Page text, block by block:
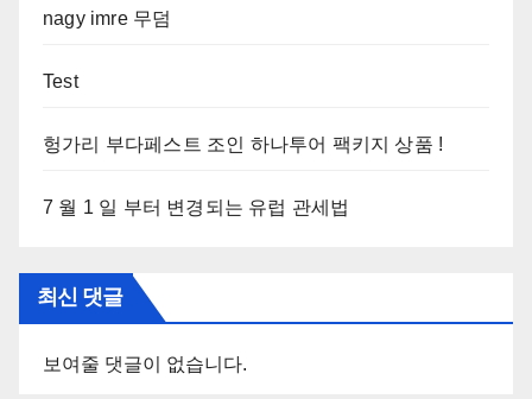
nagy imre 무덤
Test
헝가리 부다페스트 조인 하나투어 팩키지 상품 !
7 월 1 일 부터 변경되는 유럽 관세법
최신 댓글
보여줄 댓글이 없습니다.